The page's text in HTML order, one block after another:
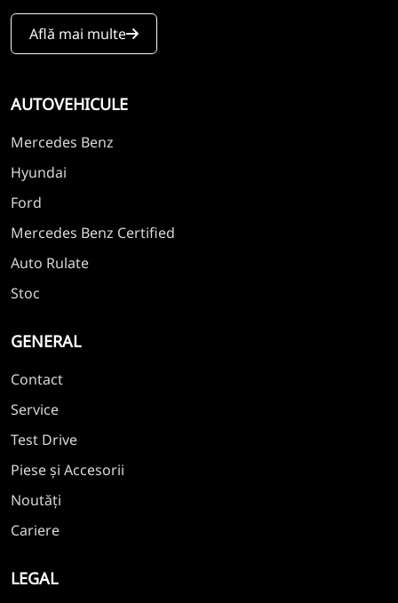
Află mai multe
AUTOVEHICULE
Mercedes Benz
Hyundai
Ford
Mercedes Benz Certified
Auto Rulate
Stoc
GENERAL
Contact
Service
Test Drive
Piese și Accesorii
Noutăți
Cariere
LEGAL